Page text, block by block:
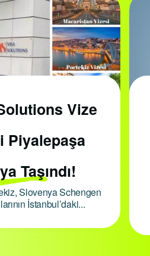
Vize
Piyalepaşa
Taşındı!
Slovenya Schengen
İstanbul’daki...